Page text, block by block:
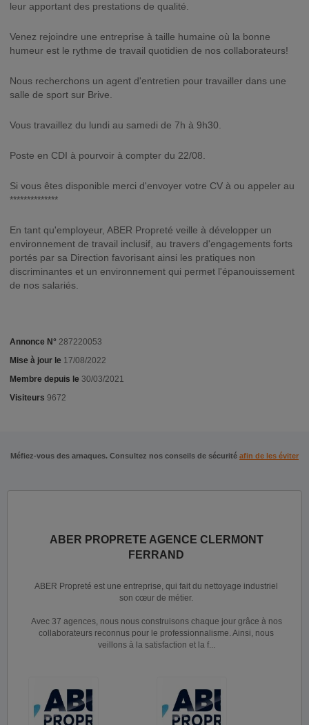
leur apportant des prestations de qualité.
Venez rejoindre une entreprise à taille humaine où la bonne
humeur est le rythme de travail quotidien de nos collaborateurs!
Nous recherchons un agent d'entretien pour travailler dans une
salle de sport sur Brive.
Vous travaillez du lundi au samedi de 7h à 9h30.
Poste en CDI à pourvoir à compter du 22/08.
Si vous êtes disponible merci d'envoyer votre CV à ou appeler au
**************
En tant qu'employeur, ABER Propreté veille à développer un
environnement de travail inclusif, au travers d'engagements forts
portés par sa Direction favorisant ainsi les pratiques non
discriminantes et un environnement qui permet l'épanouissement
de nos salariés.
Annonce N° 287220053
Mise à jour le 17/08/2022
Membre depuis le 30/03/2021
Visiteurs 9672
Méfiez-vous des arnaques. Consultez nos conseils de sécurité afin de les éviter
ABER PROPRETE AGENCE CLERMONT
FERRAND
ABER Propreté est une entreprise, qui fait du nettoyage industriel
son cœur de métier.
Avec 37 agences, nous nous construisons chaque jour grâce à nos
collaborateurs reconnus pour le professionnalisme. Ainsi, nous
veillons à la satisfaction et la f...